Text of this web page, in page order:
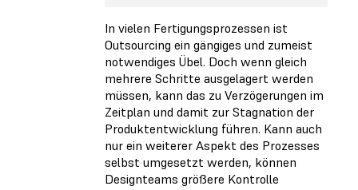
In vielen Fertigungsprozessen ist
Outsourcing ein gängiges und zumeist
notwendiges Übel. Doch wenn gleich
mehrere Schritte ausgelagert werden
müssen, kann das zu Verzögerungen im
Zeitplan und damit zur Stagnation der
Produktentwicklung führen. Kann auch
nur ein weiterer Aspekt des Prozesses
selbst umgesetzt werden, können
Designteams größere Kontrolle